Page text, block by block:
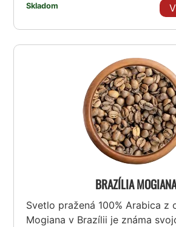
Skladom
BRAZÍLIA MOGIANA
Svetlo pražená 100% Arabica z
Mogiana v Brazílii je známa